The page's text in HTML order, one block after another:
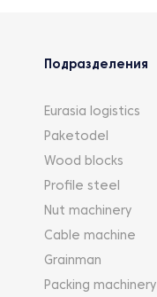
Подразделения
Eurasia logistics
Paketodel
Wood blocks
Profile steel
Nut machinery
Cable machine
Grainman
Packing machinery